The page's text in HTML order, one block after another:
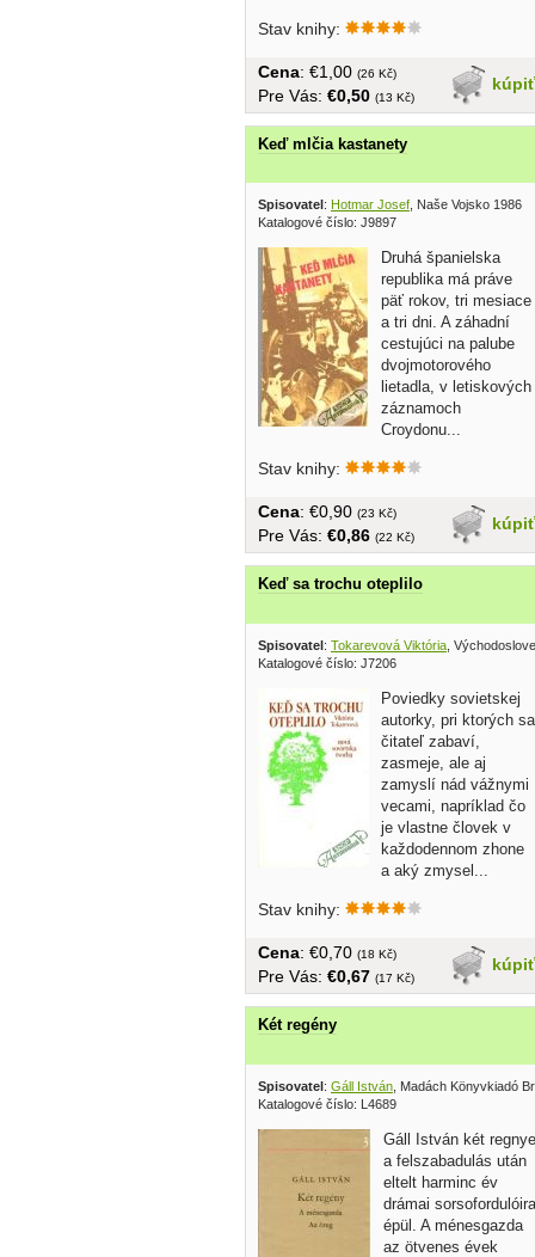
Stav knihy:
kúpiť
Cena: €1,00 (26 Kč)
Pre Vás: €0,50 (13 Kč)
Keď mlčia kastanety
Spisovatel : Hotmar Josef , Naše Vojsko 1986
Katalogové číslo: J9897
Druhá španielska
republika má práve
päť rokov, tri mesiace
a tri dni. A záhadní
cestujúci na palube
dvojmotorového
lietadla, v letiskových
záznamoch
Croydonu...
Stav knihy:
kúpiť
Cena: €0,90 (23 Kč)
Pre Vás: €0,86 (22 Kč)
Keď sa trochu oteplilo
Spisovatel: Tokarevová Viktória ,
Katalogové číslo: J7206
Poviedky sovietskej
autorky, pri ktorých sa
čitateľ zabaví,
zasmeje, ale aj
zamyslí nád vážnymi
vecami, napríklad čo
je vlastne človek v
každodennom zhone
a aký zmysel...
Stav knihy:
kúpiť
Cena: €0,70 (18 Kč)
Pre Vás: €0,67 (17 Kč)
Két regény
Spisovatel: Gáll István , Madách Könyvkiadó
Katalogové číslo: L4689
Gáll István két regnye
a felszabadulás után
eltelt harminc év
drámai sorsofordulóira
épül. A ménesgazda
az ötvenes évek